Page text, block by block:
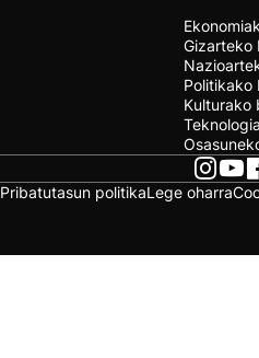
Gizarteko
Politikako
Kulturako
Pribatutasun politikaLege oharra